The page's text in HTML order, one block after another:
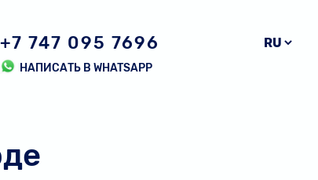
+7 747 095 7696
НАПИСАТЬ В WHATSAPP